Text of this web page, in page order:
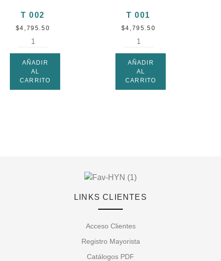
T 002
$4,795.50
AÑADIR
AL
CARRITO
T 001
$4,795.50
AÑADIR
AL
CARRITO
LINKS CLIENTES
Acceso Clientes
Registro Mayorista
Catálogos PDF